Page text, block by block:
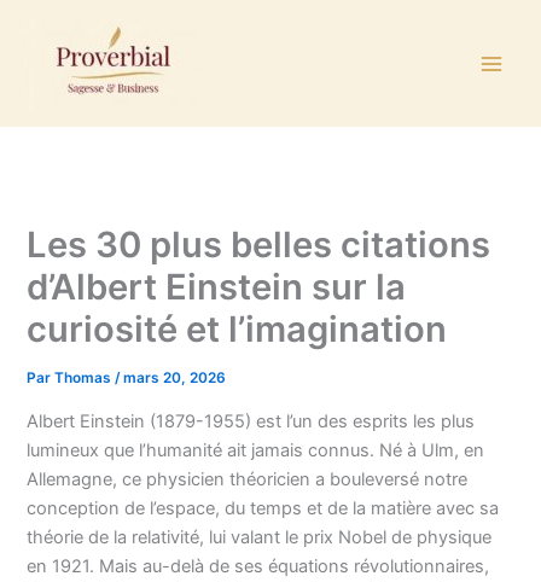
contenu
Les 30 plus belles citations
d’Albert Einstein sur la
curiosité et l’imagination
ParThomas/mars 20, 2026
Albert Einstein (1879-1955) est l’un des esprits les plus
lumineux que l’humanité ait jamais connus. Né à Ulm, en
Allemagne, ce physicien théoricien a bouleversé notre
conception de l’espace, du temps et de la matière avec sa
théorie de la relativité, lui valant le prix Nobel de physique
en 1921. Mais au-delà de ses équations révolutionnaires,